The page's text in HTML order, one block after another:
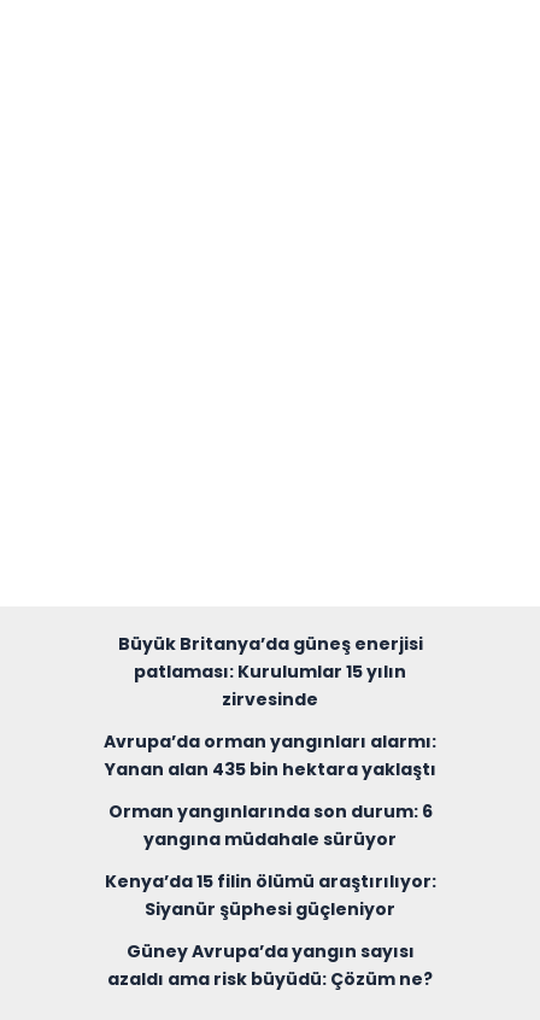
Büyük Britanya’da güneş enerjisi
patlaması: Kurulumlar 15 yılın
zirvesinde
Avrupa’da orman yangınları alarmı:
Yanan alan 435 bin hektara yaklaştı
Orman yangınlarında son durum: 6
yangına müdahale sürüyor
Kenya’da 15 filin ölümü araştırılıyor:
Siyanür şüphesi güçleniyor
Güney Avrupa’da yangın sayısı
azaldı ama risk büyüdü: Çözüm ne?